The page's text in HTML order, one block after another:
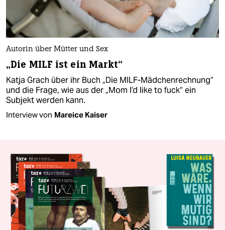
Autorin über Mütter und Sex
„Die MILF ist ein Markt“
Katja Grach über ihr Buch „Die MILF-Mädchenrechnung“
und die Frage, wie aus der „Mom I’d like to fuck“ ein
Subjekt werden kann.
Interview von Mareice Kaiser